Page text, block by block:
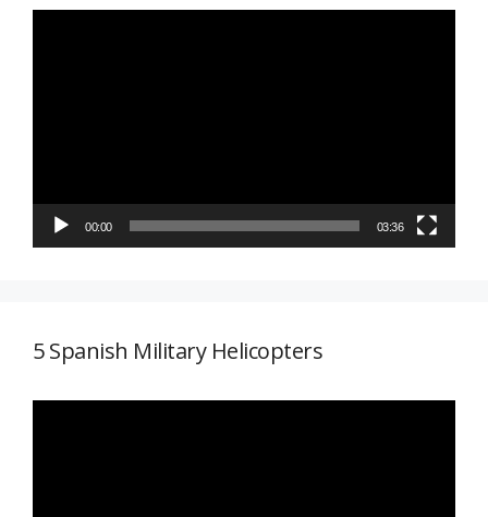
00:00 03:36
5 Spanish Military Helicopters